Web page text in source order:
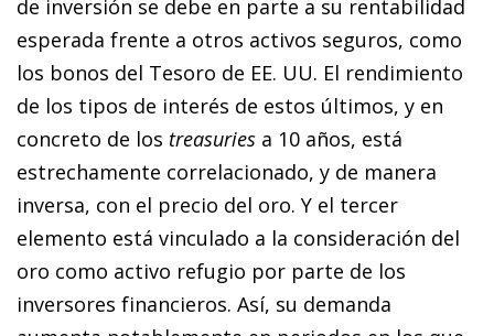
de inversión se debe en parte a su rentabilidad
esperada frente a otros activos seguros, como
los bonos del Tesoro de EE. UU. El rendimiento
de los tipos de interés de estos últimos, y en
concreto de los treasuries a 10 años, está
estrechamente correlacionado, y de manera
inversa, con el precio del oro. Y el tercer
elemento está vinculado a la consideración del
oro como activo refugio por parte de los
inversores financieros. Así, su demanda